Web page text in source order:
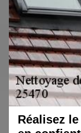
Réalisez